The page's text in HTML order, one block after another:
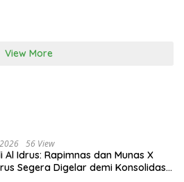
View More
56 View
Al Idrus: Rapimnas dan Munas X
Segera Digelar demi Konsolidasi